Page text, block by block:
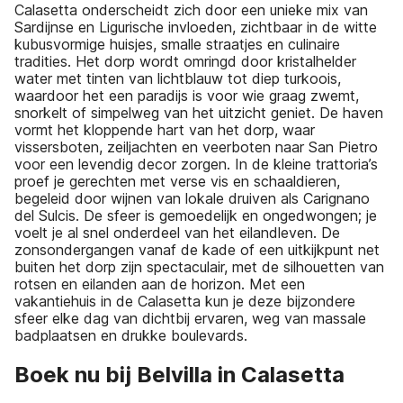
Calasetta onderscheidt zich door een unieke mix van
Sardijnse en Ligurische invloeden, zichtbaar in de witte
kubusvormige huisjes, smalle straatjes en culinaire
tradities. Het dorp wordt omringd door kristalhelder
water met tinten van lichtblauw tot diep turkoois,
waardoor het een paradijs is voor wie graag zwemt,
snorkelt of simpelweg van het uitzicht geniet. De haven
vormt het kloppende hart van het dorp, waar
vissersboten, zeiljachten en veerboten naar San Pietro
voor een levendig decor zorgen. In de kleine trattoria’s
proef je gerechten met verse vis en schaaldieren,
begeleid door wijnen van lokale druiven als Carignano
del Sulcis. De sfeer is gemoedelijk en ongedwongen; je
voelt je al snel onderdeel van het eilandleven. De
zonsondergangen vanaf de kade of een uitkijkpunt net
buiten het dorp zijn spectaculair, met de silhouetten van
rotsen en eilanden aan de horizon. Met een
vakantiehuis in de Calasetta kun je deze bijzondere
sfeer elke dag van dichtbij ervaren, weg van massale
badplaatsen en drukke boulevards.
Boek nu bij Belvilla in Calasetta